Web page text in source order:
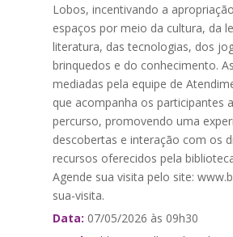
Lobos, incentivando a
espaços por meio da cultura, da
literatura, das tecnologias, dos
brinquedos e do conhecimento.
mediadas pela equipe de
que acompanha os participantes
percurso, promovendo uma
descobertas e interação com os
recursos oferecidos pela
Agende sua visita pelo site:
sua-visita.
Data: 07/05/2026 às 09h30